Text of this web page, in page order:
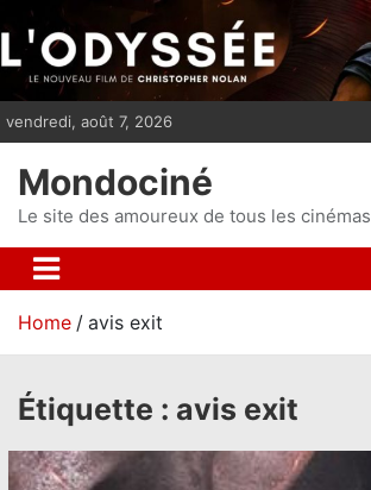
i
p
n
t
vendredi, août 7, 2026
Mondociné
Le site des amoureux de tous les cinémas
Home avis exit
Étiquette : avis exit